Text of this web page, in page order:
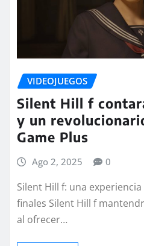
VIDEOJUEGOS
Silent Hill f
y un
Game Plus
Ago 2, 2025 0
Silent Hill f: una
finales Silent Hill f
al ofrecer…